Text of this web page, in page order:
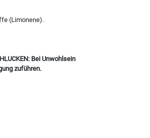
(Limonene).
Bei Unwohlsein
zuführen.